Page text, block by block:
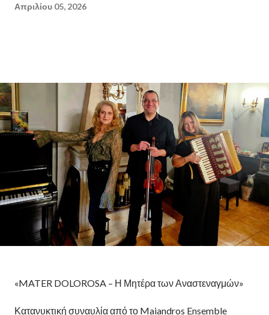
Απριλίου 05, 2026
«MATER DOLOROSA – Η Μητέρα των Αναστεναγμών»
Κατανυκτική συναυλία από το Maiandros Ensemble